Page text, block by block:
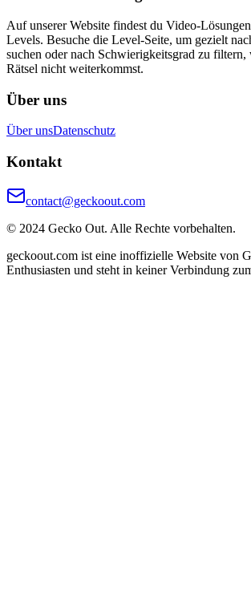
Auf unserer Website findest du Video-
Levels. Besuche die Level-Seite, um gezielt
suchen oder nach Schwierigkeitsgrad zu filtern,
Rätsel nicht weiterkommst.
Über uns
Über unsDatenschutz
Kontakt
contact@geckoout.com
© 2024 Gecko Out. Alle Rechte vorbehalten.
geckoout.com ist eine inoffizielle Website von
Enthusiasten und steht in keiner Verbindung